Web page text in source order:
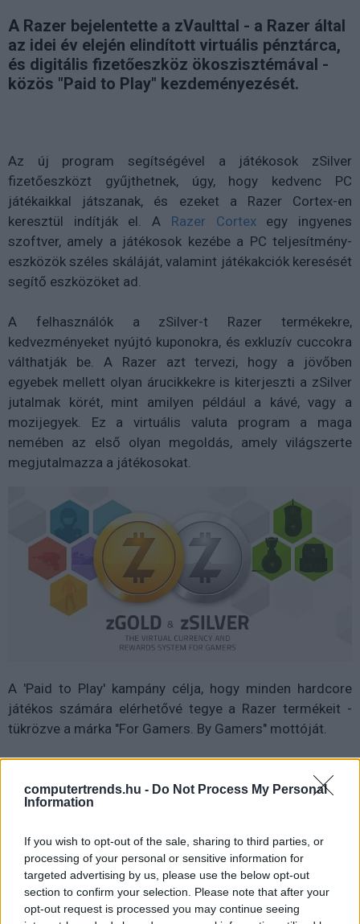
computertrends.hu - Do Not Process My Personal
Information
If you wish to opt-out of the sale, sharing to third parties, or
processing of your personal or sensitive information for
targeted advertising by us, please use the below opt-out
section to confirm your selection. Please note that after your
opt-out request is processed you may continue seeing
A Razer bejelentette a zVaulttal - a Razer által
az idei év elején elindított virtuális pénztárca,
és digitális fizetőeszköz ökoszisztémával -
közös "Paid to Play" kezdeményezését.
Az új program segítségével a játékosok zSilver
fizetőeszközt gyűjthetnek, úgy, hogy kedvenc PC
játékaikkal játszanak, és ezeket a Razer Cortex-en
keresztül indítják el. A Razer Cortexegy ingyenes
szoftver, amely a játékosok kezébe a PC teljesítmény-
eszközök széles skáláját, valamint játékakciók keresését
segítő eszközöket ad.
A felhasználók a zSilver-t Razer termékekre,
kedvezményeket nyújtó kuponokra, és exkluzív cuccokra
válthatják be. A Razer azt tervezi, hogy a jövőben
egyebek mellett olyan árucikkekre is kiterjeszti a zSilver
jutalmak körét, mint amilyen például a kávé, vagy a
mozijegyek. Ez a virtuális valuta program a maga
nemében az első olyan megoldás, amely világszerte
megjutalmazza a játékosokat.
A 'Paid to Play' kampány célja, hogy minden hardcore
játékos számára elérhetővé tegye a Razer termékeit -
tükrözve a márka "For Gamers. By Gamers" mottóját.
kapnak azok a játékosok, akik olyan játékokkal játszanak,
mint például a Paladins™, a League of Legends™, a
OverWatch™. Ezek a címek a Razer szoftverek
felhasználói között legnépszerűbb játékok, és az ezen a
rövid listán szereplő játékok egymagukban világszerte
138 millió fős játékos-közösséggel rendelkeznek.